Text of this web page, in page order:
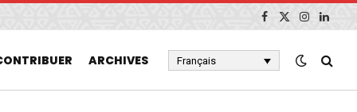
Facebook
X
Instagram
ARCHIVES Français